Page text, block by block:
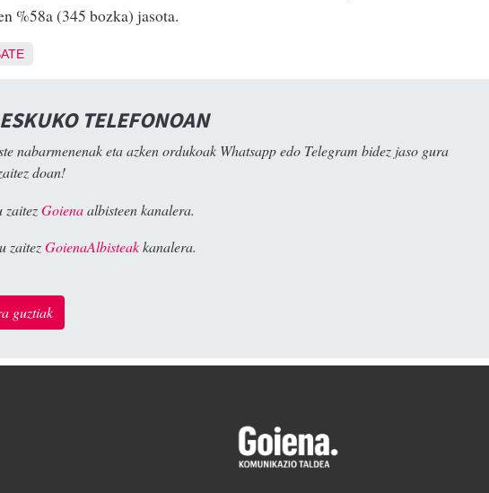
%58a (345 bozka) jasota.
TELEFONOAN
nabarmenenak eta azken ordukoak Whatsapp edo Telegram bidez jaso gura
doan!
zaitezGoienaalbisteen kanalera.
zaitezGoienaAlbisteakkanalera.
guztiak